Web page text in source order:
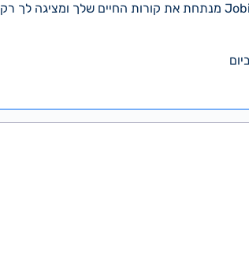
במקום לעבור לבד על אלפי מודעות, Jobify מנתחת את קורות החיים שלך ומציגה לך רק